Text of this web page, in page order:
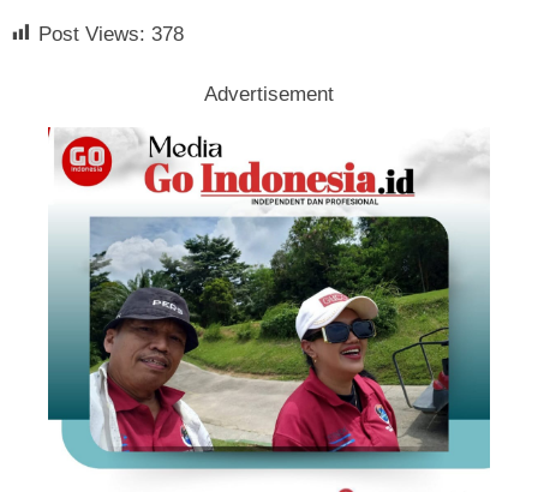
Post Views: 378
Advertisement